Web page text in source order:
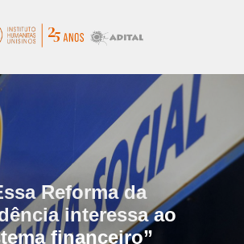
Reforma da
interessa ao
financeiro”